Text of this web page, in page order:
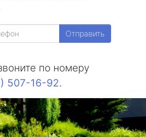
Отправить
по номеру
507-16-92.